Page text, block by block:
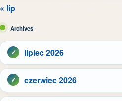
« lip
Archives
lipiec 2026
czerwiec 2026